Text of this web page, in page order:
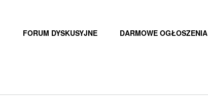
FORUM DYSKUSYJNE DARMOWE OGŁOSZENIA